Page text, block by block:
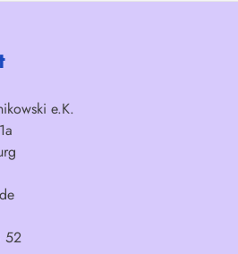
e.K.
52